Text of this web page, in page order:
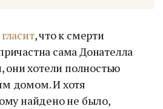
гласит, что к смерти
сама Донателла
они хотели полностью
домом. И хотя
найдено не было,